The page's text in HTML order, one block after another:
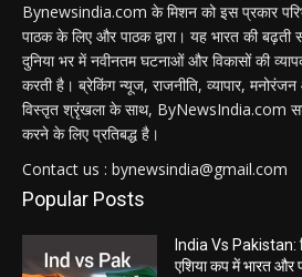
Bynewsindia.com के मिशन को इस प्रकार
पाठक के लिए और पाठक द्वारा। यह भारत की
दुनिया भर में नवीनतम घटनाओं और विकासों की
करती है। ब्रेकिंग न्यूज, राजनीति, व्यापार,
विस्तृत श्रृंखला के साथ, ByNewsIndia.com सटीक
करने के लिए प्रतिबद्ध है।
Contact us : bynewsindia@gmail.com
Popular Posts
India Vs Pakistan:
एशिया कप में भारत और